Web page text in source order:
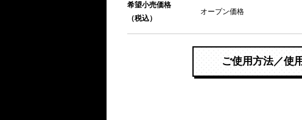
希望小売価格
（税込）
オープン価格
ご使用方法／使